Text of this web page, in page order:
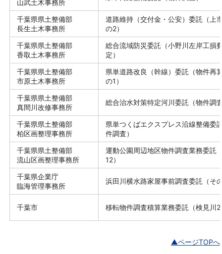
山武土木事務所
千葉県県土整備部
長生土木事務所
道路維持（交付金・公安）委託（上
の2）
千葉県県土整備部
香取土木事務所
総合流域防災委託（小野川左岸工損
定）
千葉県県土整備部
市原土木事務所
県単道路改良（幹線）委託（物件再
の1）
千葉県県土整備部
真間川改修事務所
総合治水対策特定河川委託（物件調
千葉県県土整備部
柏区画整理事務所
県単つくばエクスプレス沿線整備委
件調査）
千葉県県土整備部
流山区画整理事務所
運動公園周辺地区物件調査業務委託
12）
千葉県企業庁
臨海管理事務所
浜田川横水路家屋事前調査委託（そ
千葉市 移転物件調査積算業務委託（検見川
▲ページTOPへ